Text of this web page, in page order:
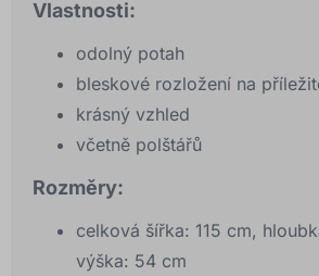
Vlastnosti:
odolný potah
bleskové rozložení na
krásný vzhled
včetně polštářů
Rozměry:
celková šířka: 115 cm,
výška: 54 cm